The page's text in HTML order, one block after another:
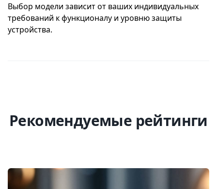
Выбор модели зависит от ваших индивидуальных
требований к функционалу и уровню защиты
устройства.
Рекомендуемые рейтинги